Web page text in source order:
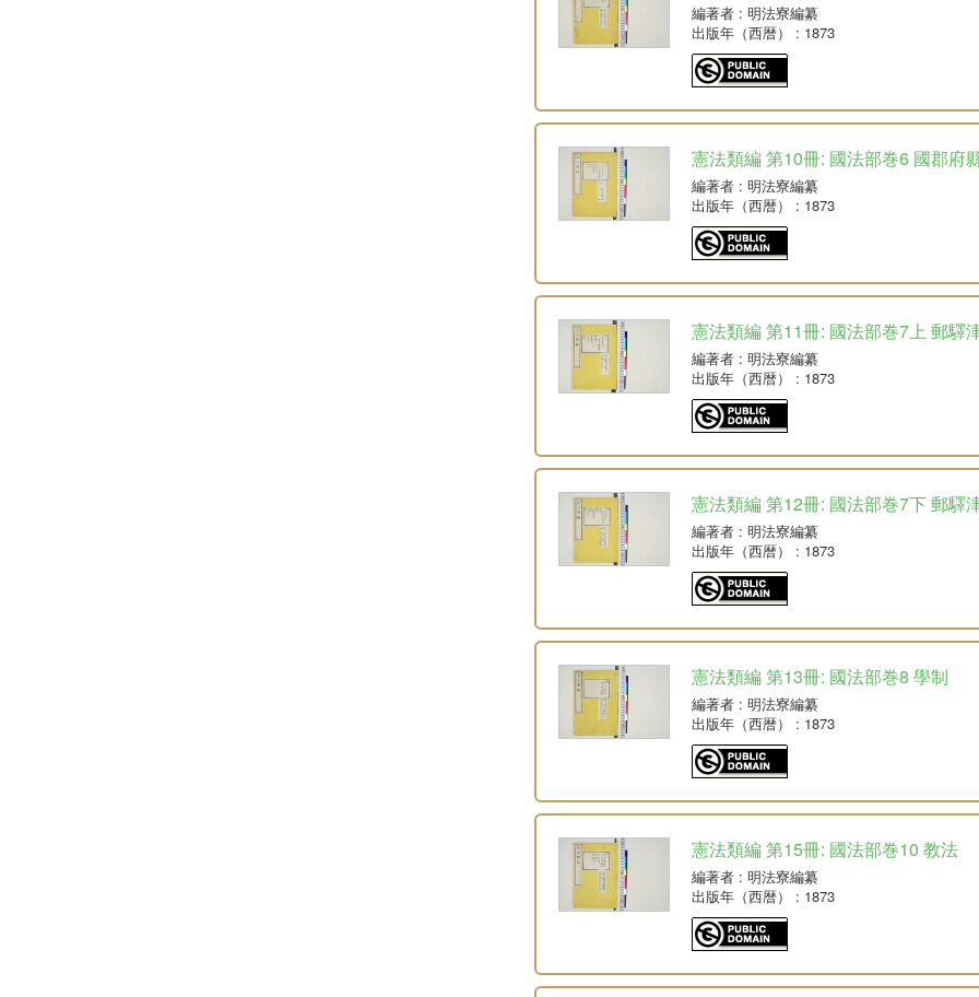
編著者: 明法寮編纂
出版年（西暦）
: 1873
憲法類編 第10冊: 國法部巻6 國郡府
編著者: 明法寮編纂
出版年（西暦）
: 1873
憲法類編 第11冊: 國法部巻7上 郵驛
編著者: 明法寮編纂
出版年（西暦）
: 1873
憲法類編 第12冊: 國法部巻7下 郵驛
編著者: 明法寮編纂
出版年（西暦）
: 1873
憲法類編 第13冊: 國法部巻8 學制
編著者: 明法寮編纂
出版年（西暦）
: 1873
憲法類編 第15冊: 國法部巻10 教法
編著者: 明法寮編纂
出版年（西暦）
: 1873